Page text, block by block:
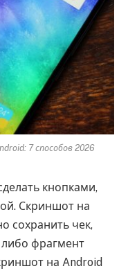
7 способов 2026
кнопками,
Скриншот на
сохранить чек,
фрагмент
на Android